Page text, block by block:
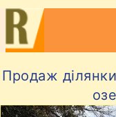
Продаж